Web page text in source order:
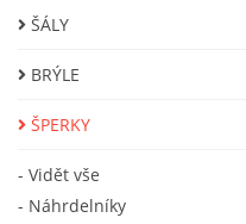
ŠÁLY
BRÝLE
ŠPERKY
- Vidět vše
- Náhrdelníky